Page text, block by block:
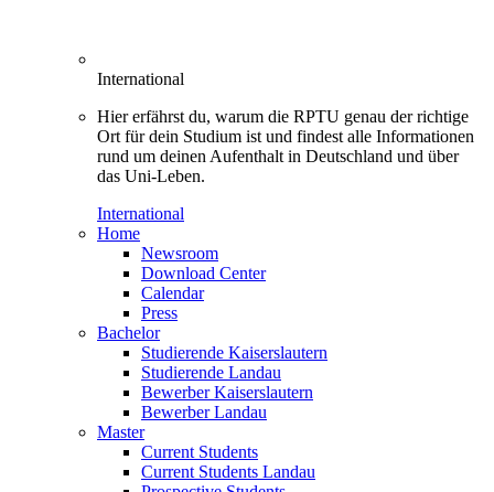
International
Hier erfährst du, warum die RPTU genau der richtige
Ort für dein Studium ist und findest alle Informationen
rund um deinen Aufenthalt in Deutschland und über
das Uni-Leben.
International
Home
Newsroom
Download Center
Calendar
Press
Bachelor
Studierende Kaiserslautern
Studierende Landau
Bewerber Kaiserslautern
Bewerber Landau
Master
Current Students
Current Students Landau